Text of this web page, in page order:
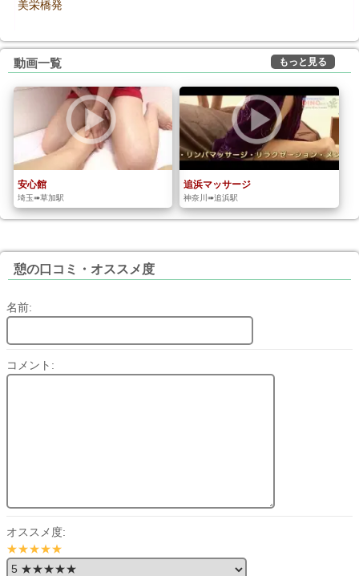
美栄橋発
動画一覧 もっと見る
安心館
埼玉➠草加駅
追浜マッサージ
神奈川➠追浜駅
憩の口コミ・オススメ度
名前:
コメント:
オススメ度:
★★★★★